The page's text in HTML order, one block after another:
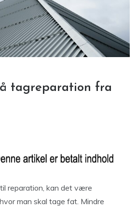
tagreparation fra
reparation, kan det være
man skal tage fat. Mindre